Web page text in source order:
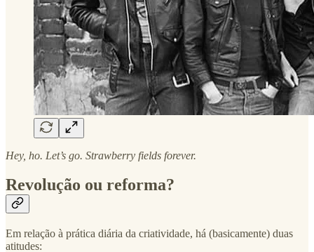
Hey, ho. Let’s go. Strawberry fields forever.
Revolução ou reforma?
Em relação à prática diária da criatividade, há (basicamente) duas
atitudes: